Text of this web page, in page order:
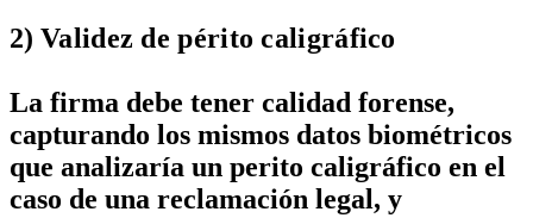
2) Validez de périto caligráfico
La firma debe tener calidad forense,
capturando los mismos datos biométricos
que analizaría un perito caligráfico en el
caso de una reclamación legal, y